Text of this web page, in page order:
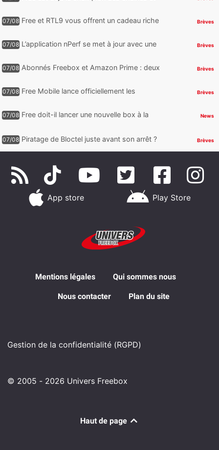
07/08 Free et RTL9 vous offrent un cadeau riche
Brèves
07/08 L’application nPerf se met à jour avec une
Brèves
07/08 Abonnés Freebox et Amazon Prime : deux
Brèves
07/08 Free Mobile lance officiellement les
cadeaux
Brèves
07/08 Free doit-il lancer une nouvelle box à la
News
07/08 Piratage de Bloctel juste avant son arrêt ?
Brèves
App store Play Store
Mentions légales Qui sommes nous
Nous contacter Plan du site
Gestion de la confidentialité (RGPD)
© 2005 - 2026 Univers Freebox
Haut de page